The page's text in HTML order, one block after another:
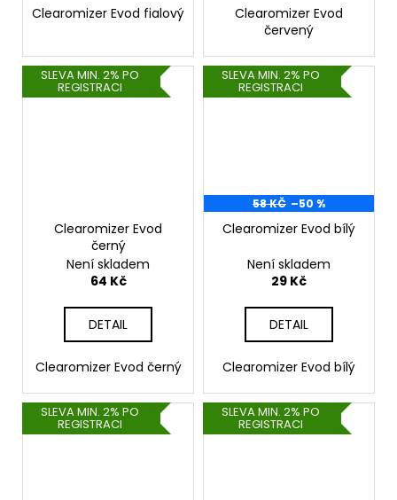
Clearomizer Evod fialový
Clearomizer Evod
červený
SLEVA MIN. 2% PO
REGISTRACI
Clearomizer Evod
černý
Není skladem
64 Kč
DETAIL
Clearomizer Evod černý
SLEVA MIN. 2% PO
REGISTRACI
58 KČ –50 %
Clearomizer Evod bílý
Není skladem
29 Kč
DETAIL
Clearomizer Evod bílý
SLEVA MIN. 2% PO
REGISTRACI
SLEVA MIN. 2% PO
REGISTRACI